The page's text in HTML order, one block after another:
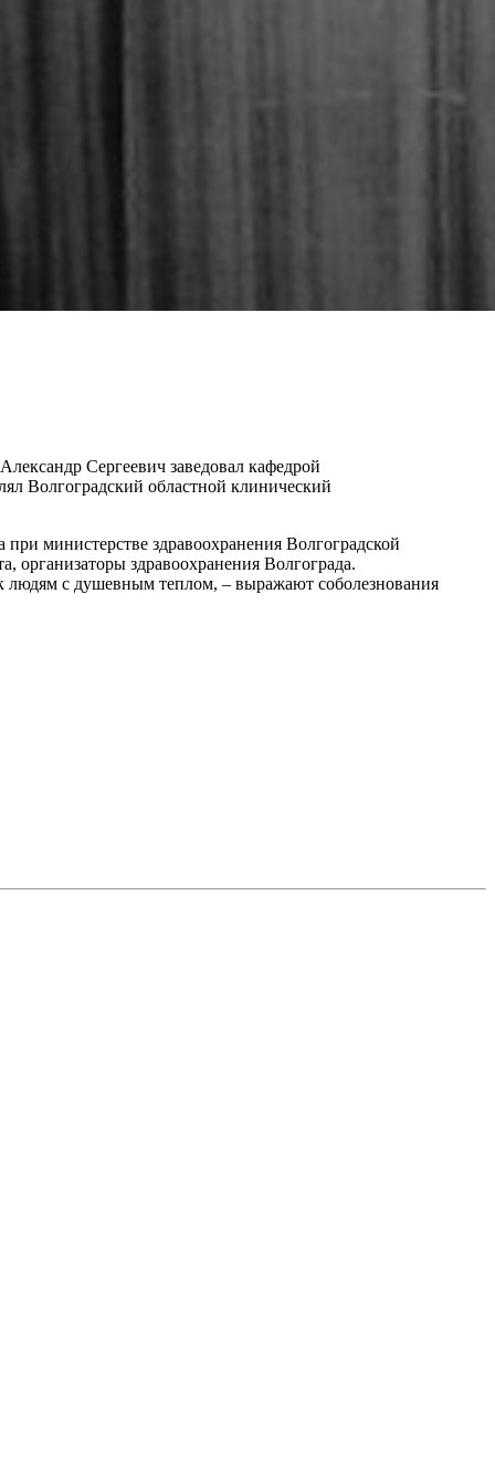
Сергеевич заведовал кафедрой
Волгоградский областной клинический
министерстве здравоохранения Волгоградской
организаторы здравоохранения Волгограда.
людям с душевным теплом, – выражают соболезнования